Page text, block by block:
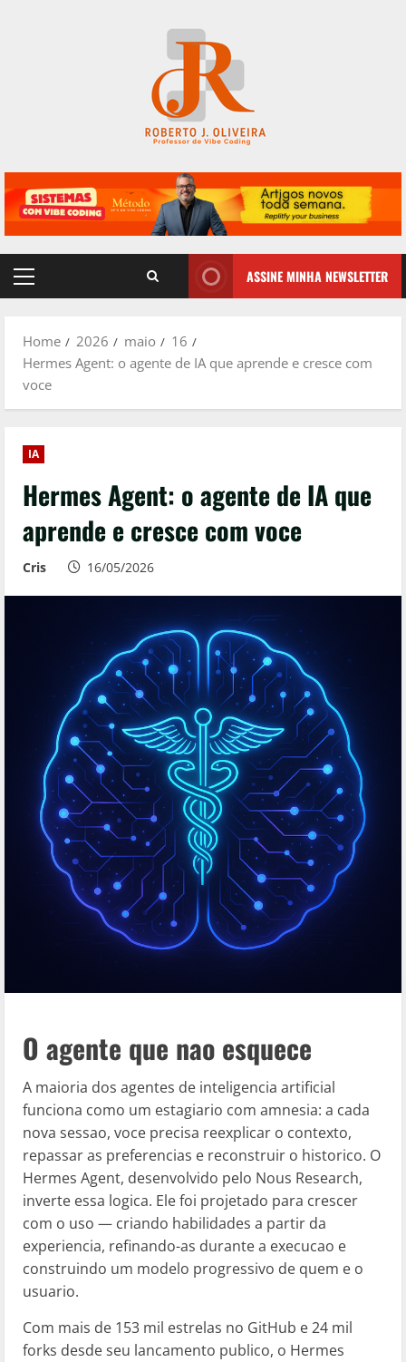
Primary
ASSINE MINHA NEWSLETTER
Home 2026 maio
16
Hermes Agent: o agente de IA que aprende e cresce com
voce
IA
Hermes Agent: o agente de IA que
aprende e cresce com voce
Cris 16/05/2026
O agente que nao esquece
A maioria dos agentes de inteligencia artificial
funciona como um estagiario com amnesia: a cada
nova sessao, voce precisa reexplicar o contexto,
repassar as preferencias e reconstruir o historico. O
Hermes Agent, desenvolvido pelo Nous Research,
inverte essa logica. Ele foi projetado para crescer
com o uso — criando habilidades a partir da
experiencia, refinando-as durante a execucao e
construindo um modelo progressivo de quem e o
usuario.
Com mais de 153 mil estrelas no GitHub e 24 mil
forks desde seu lancamento publico, o Hermes